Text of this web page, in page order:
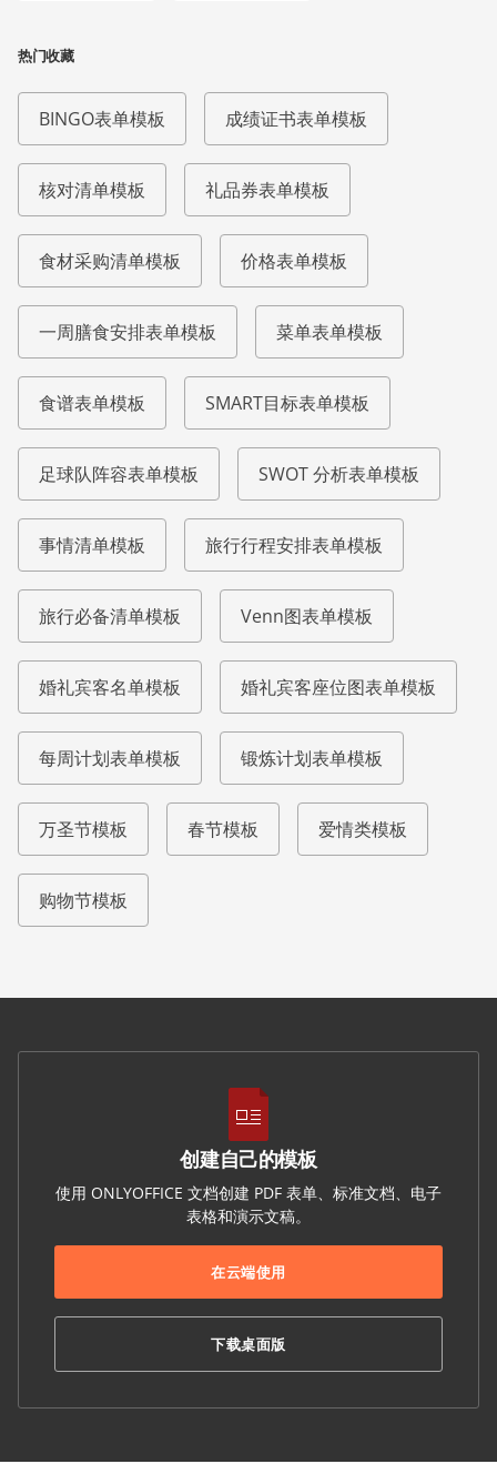
热门收藏
BINGO表单模板 成绩证书表单模板
核对清单模板 礼品券表单模板
食材采购清单模板 价格表单模板
一周膳食安排表单模板 菜单表单模板
食谱表单模板 SMART目标表单模板
足球队阵容表单模板 SWOT 分析表单模板
事情清单模板 旅行行程安排表单模板
旅行必备清单模板 Venn图表单模板
婚礼宾客名单模板 婚礼宾客座位图表单模板
每周计划表单模板 锻炼计划表单模板
万圣节模板 春节模板 爱情类模板
购物节模板
创建自己的模板
使用 ONLYOFFICE 文档创建 PDF 表单、标准文档、电子
表格和演示文稿。
在云端使用
下载桌面版